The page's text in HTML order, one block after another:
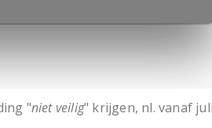
"niet veilig" krijgen, nl. vanaf